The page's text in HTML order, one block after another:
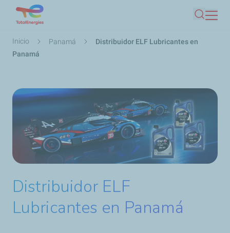
contenido
Buscar
Ruta
de
Inicio Panamá
Distribuidor ELF Lubricantes en
Panamá
Distribuidor ELF
Lubricantes en Panamá